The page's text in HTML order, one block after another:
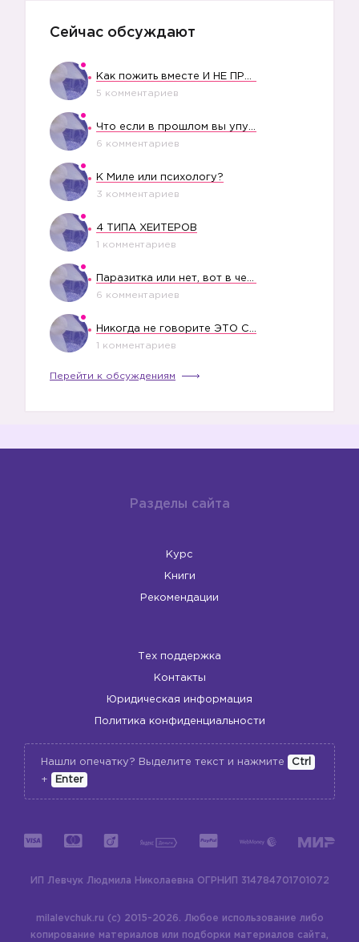
Сейчас обсуждают
5 комментариев
6 комментариев
К Миле или психологу?
3 комментариев
4 ТИПА ХЕЙТЕРОВ
1 комментариев
6 комментариев
1 комментариев
Перейти к обсуждениям
Разделы сайта
Курс
Книги
Рекомендации
Тех поддержка
Контакты
Юридическая информация
Политика конфиденциальности
Нашли опечатку? Выделите текст и нажмите
Ctrl
+
Enter
ИП Левчук Людмила Николаевна ОГРНИП 314784701701072
milalevchuk.ru (c) 2015-2026.
Любое использование либо
копирование материалов или подборки материалов сайта,